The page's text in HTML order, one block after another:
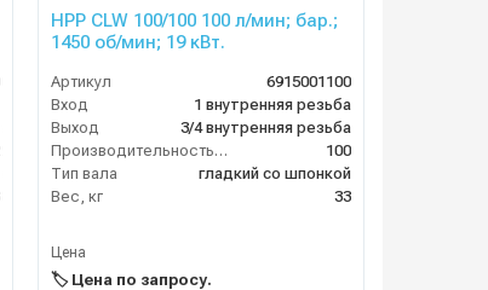
HPP CLW 100/100 100 л/мин; бар.;
1450 об/мин; 19 кВт.
Артикул
6915001100
Вход
1 внутренняя резьба
Выход
3/4 внутренняя резьба
Производительность (л/мин)
100
Тип вала
гладкий со шпонкой
Вес, кг
33
Цена
🏷️ Цена по запросу.